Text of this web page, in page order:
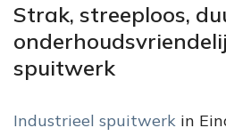
Strak, streeploos,
spuitwerk
Industrieel spuitwerk in